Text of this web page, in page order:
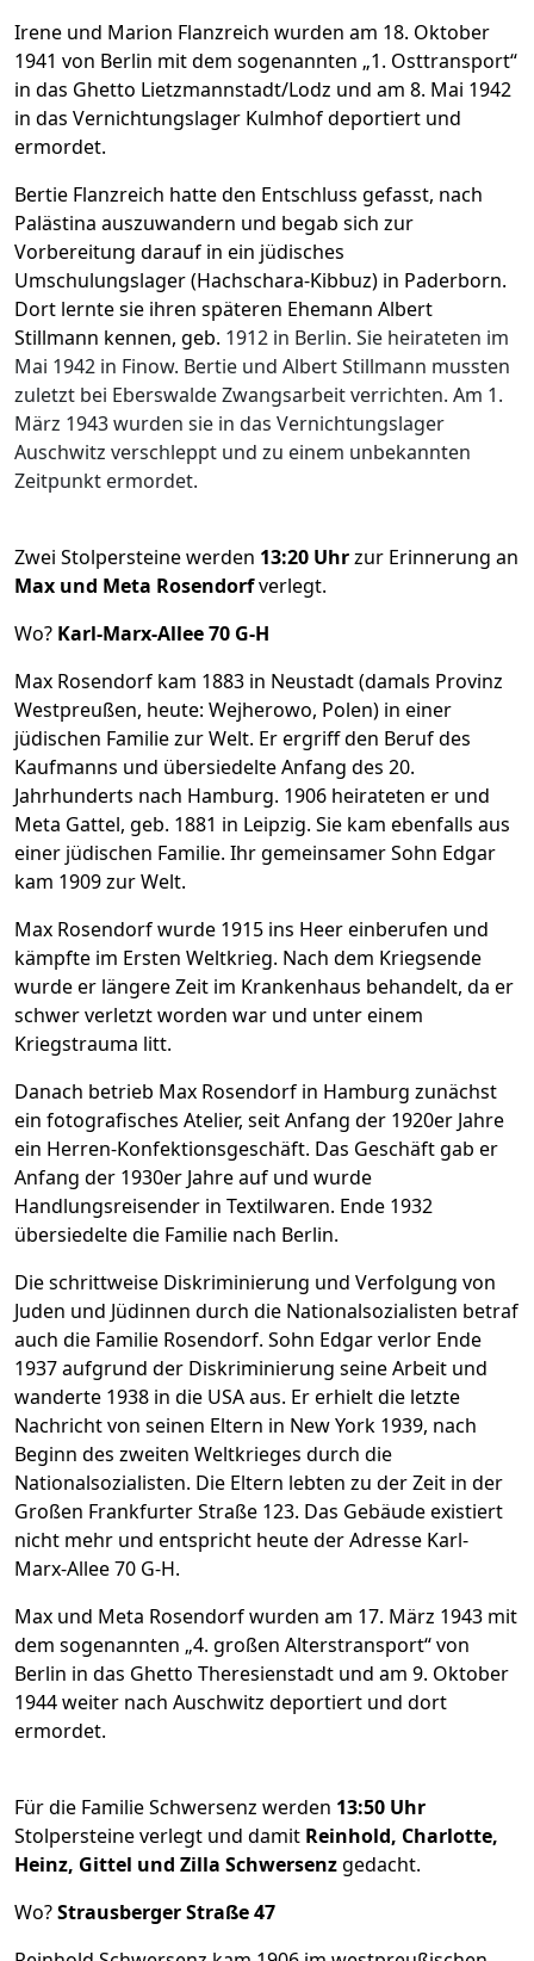
Irene und Marion Flanzreich wurden am 18. Oktober
1941 von Berlin mit dem sogenannten „1. Osttransport“
in das Ghetto Lietzmannstadt/Lodz und am 8. Mai 1942
in das Vernichtungslager Kulmhof deportiert und
ermordet.
Bertie Flanzreich hatte den Entschluss gefasst, nach
Palästina auszuwandern und begab sich zur
Vorbereitung darauf in ein jüdisches
Umschulungslager (Hachschara-Kibbuz) in Paderborn.
Dort lernte sie ihren späteren Ehemann Albert
Stillmann kennen, geb. 1912 in Berlin. Sie heirateten im
Mai 1942 in Finow. Bertie und Albert Stillmann mussten
zuletzt bei Eberswalde Zwangsarbeit verrichten. Am 1.
März 1943 wurden sie in das Vernichtungslager
Auschwitz verschleppt und zu einem unbekannten
Zeitpunkt ermordet.
Zwei Stolpersteine werden 13:20 Uhrzur Erinnerung an
Max und Meta Rosendorfverlegt.
Wo? Karl-Marx-Allee 70 G-H
Max Rosendorf kam 1883 in Neustadt (damals Provinz
Westpreußen, heute: Wejherowo, Polen) in einer
jüdischen Familie zur Welt. Er ergriff den Beruf des
Kaufmanns und übersiedelte Anfang des 20.
Jahrhunderts nach Hamburg. 1906 heirateten er und
Meta Gattel, geb. 1881 in Leipzig. Sie kam ebenfalls aus
einer jüdischen Familie. Ihr gemeinsamer Sohn Edgar
kam 1909 zur Welt.
Max Rosendorf wurde 1915 ins Heer einberufen und
kämpfte im Ersten Weltkrieg. Nach dem Kriegsende
wurde er längere Zeit im Krankenhaus behandelt, da er
schwer verletzt worden war und unter einem
Kriegstrauma litt.
Danach betrieb Max Rosendorf in Hamburg zunächst
ein fotografisches Atelier, seit Anfang der 1920er Jahre
ein Herren-Konfektionsgeschäft. Das Geschäft gab er
Anfang der 1930er Jahre auf und wurde
Handlungsreisender in Textilwaren. Ende 1932
übersiedelte die Familie nach Berlin.
Die schrittweise Diskriminierung und Verfolgung von
Juden und Jüdinnen durch die Nationalsozialisten betraf
auch die Familie Rosendorf. Sohn Edgar verlor Ende
1937 aufgrund der Diskriminierung seine Arbeit und
wanderte 1938 in die USA aus. Er erhielt die letzte
Nachricht von seinen Eltern in New York 1939, nach
Beginn des zweiten Weltkrieges durch die
Nationalsozialisten. Die Eltern lebten zu der Zeit in der
Großen Frankfurter Straße 123. Das Gebäude existiert
nicht mehr und entspricht heute der Adresse Karl-
Marx-Allee 70 G-H.
Max und Meta Rosendorf wurden am 17. März 1943 mit
dem sogenannten „4. großen Alterstransport“ von
Berlin in das Ghetto Theresienstadt und am 9. Oktober
1944 weiter nach Auschwitz deportiert und dort
ermordet.
Für die Familie Schwersenz werden 13:50 Uhr
Stolpersteine verlegt und damit Reinhold, Charlotte,
Heinz, Gittel und Zilla Schwersenzgedacht.
Wo?Strausberger Straße 47